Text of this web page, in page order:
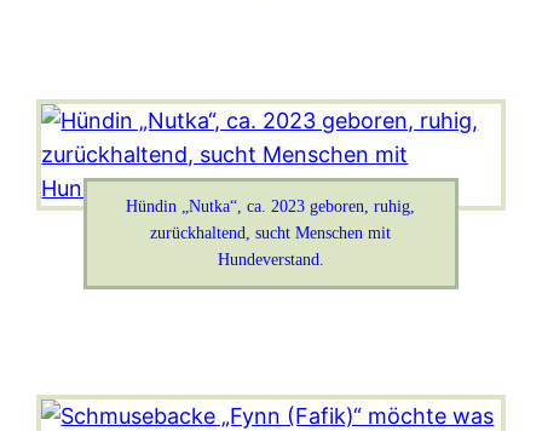
Hündin „Nutka“, ca. 2023 geboren, ruhig,
zurückhaltend, sucht Menschen mit
Hundeverstand.